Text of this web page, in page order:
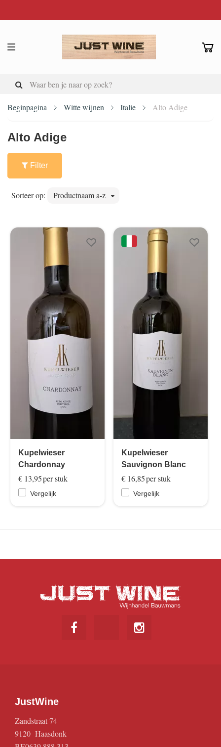
Beginpagina Witte wijnen Italie Alto Adige
Alto Adige
Filter
Sorteer op: Productnaam a-z
Kupelwieser
Chardonnay
€ 13,95per stuk
Vergelijk
Kupelwieser
Sauvignon Blanc
€ 16,85per stuk
Vergelijk
JustWine
Zandstraat 74
9120 Haasdonk